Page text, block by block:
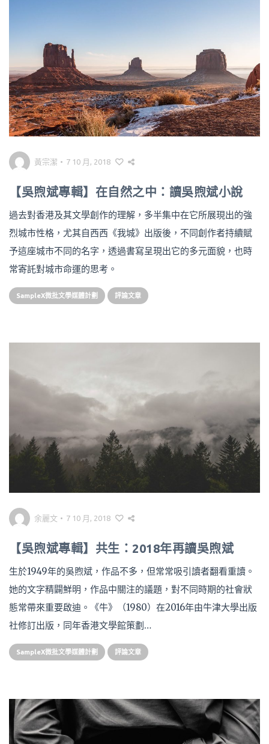
黃宗潔 • 7 10 月, 2018
【吳煦斌專輯】在自然之中：讀吳煦斌小說
過去對香港及其文學創作的理解，多半集中在它所展現出的強
烈城市性格，尤其自西西《我城》出版後，不同創作者持續賦
予這座城市不同的名字，透過書寫呈現出它的多元面貌，也時
常寄託對城市命運的思考。
SampleX微批文學媒體計劃 評論文章
余麗文 • 7 10 月, 2018
【吳煦斌專輯】共生：2018年再讀吳煦斌
生於1949年的吳煦斌，作品不多，但常常吸引讀者翻看重讀。
她的文字精闢鮮明，作品中關注的議題，對不同時期的社會狀
態常帶來重要啟迪。《牛》（1980）在2016年由牛津大學出版
社修訂出版，同年香港文學館策劃…
SampleX微批文學媒體計劃 評論文章